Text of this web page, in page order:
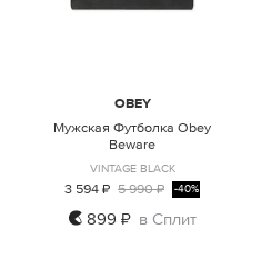
S XL
OBEY
Мужская Футболка Obey
Beware
VINTAGE BLACK
3 594 ₽ 5 990 ₽ -40%
899 ₽ в Сплит